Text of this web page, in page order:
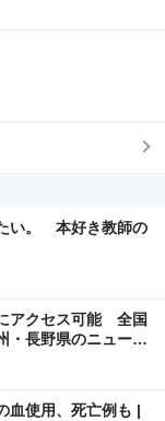
い。 本好き教師の
アクセス可能 全国
長野県のニュース
使用、死亡例も |